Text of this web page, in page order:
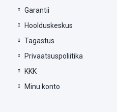
Garantii
Hoolduskeskus
Tagastus
Privaatsuspoliitika
KKK
Minu konto